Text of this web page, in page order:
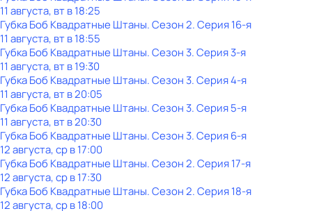
11 августа, вт в 18:25
Губка Боб Квадратные Штаны. Сезон 2. Серия 16-я
11 августа, вт в 18:55
Губка Боб Квадратные Штаны. Сезон 3. Серия 3-я
11 августа, вт в 19:30
Губка Боб Квадратные Штаны. Сезон 3. Серия 4-я
11 августа, вт в 20:05
Губка Боб Квадратные Штаны. Сезон 3. Серия 5-я
11 августа, вт в 20:30
Губка Боб Квадратные Штаны. Сезон 3. Серия 6-я
12 августа, ср в 17:00
Губка Боб Квадратные Штаны. Сезон 2. Серия 17-я
12 августа, ср в 17:30
Губка Боб Квадратные Штаны. Сезон 2. Серия 18-я
12 августа, ср в 18:00